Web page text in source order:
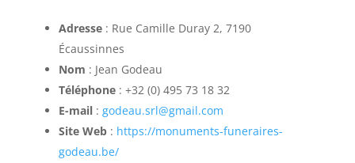
Adresse: Rue Camille Duray 2, 7190
Écaussinnes
Nom : Jean Godeau
Téléphone: +32 (0) 495 73 18 32
E-mail: godeau.srl@gmail.com
Site Web: https://monuments-funeraires-
godeau.be/